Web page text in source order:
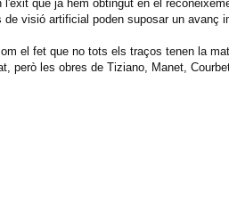
que ja hem obtingut en el
visió artificial poden suposar un avanç
el fet que no tots els traços tenen la
però les obres de Tiziano, Manet,